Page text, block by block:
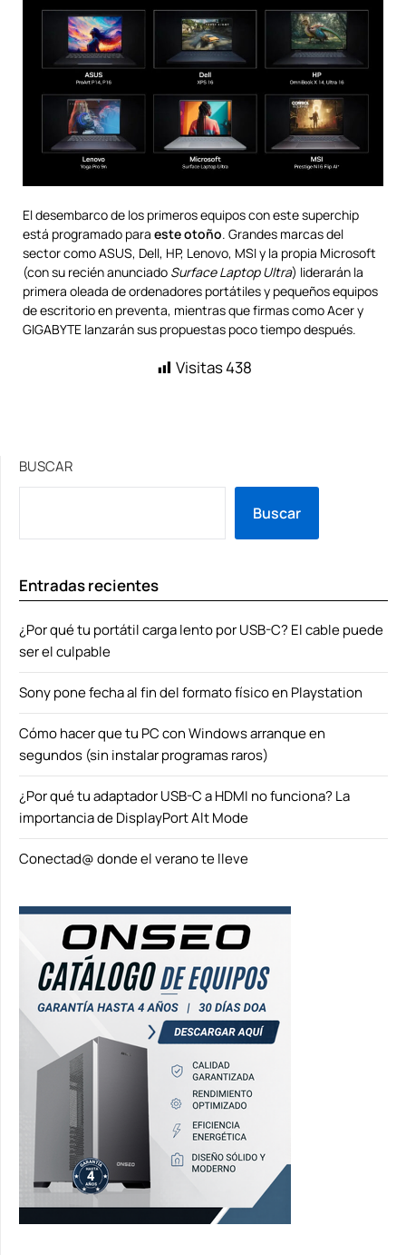
El desembarco de los primeros equipos con este superchip
está programado para este otoño. Grandes marcas del
sector como ASUS, Dell, HP, Lenovo, MSI y la propia Microsoft
(con su recién anunciado Surface Laptop Ultra) liderarán la
primera oleada de ordenadores portátiles y pequeños equipos
de escritorio en preventa, mientras que firmas como Acer y
GIGABYTE lanzarán sus propuestas poco tiempo después.
Visitas438
BUSCAR
Buscar
Entradas recientes
¿Por qué tu portátil carga lento por USB-C? El cable puede
ser el culpable
Sony pone fecha al fin del formato físico en Playstation
Cómo hacer que tu PC con Windows arranque en
segundos (sin instalar programas raros)
¿Por qué tu adaptador USB-C a HDMI no funciona? La
importancia de DisplayPort Alt Mode
Conectad@ donde el verano te lleve